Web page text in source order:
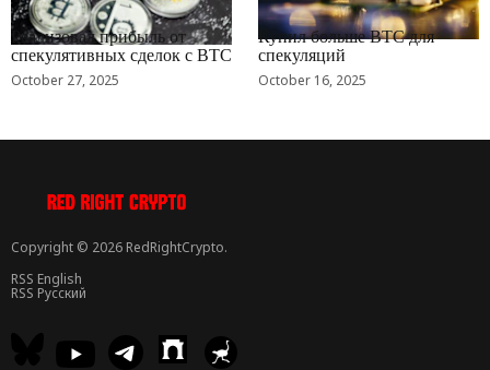
RRCNEWS_RU
Реализовал прибыль от
спекулятивных сделок с BTC
October 27, 2025
RRCNEWS_RU
Купил больше BTC для
спекуляций
October 16, 2025
Copyright © 2026 RedRightCrypto.
RSS English
RSS Русский